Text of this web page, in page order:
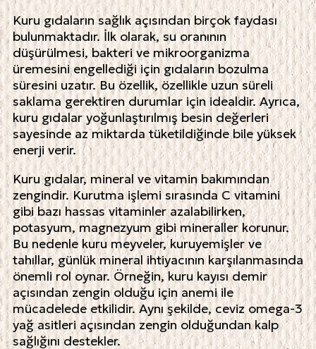
Kuru gıdaların sağlık açısından birçok faydası
bulunmaktadır. İlk olarak, su oranının
düşürülmesi, bakteri ve mikroorganizma
üremesini engellediği için gıdaların bozulma
süresini uzatır. Bu özellik, özellikle uzun süreli
saklama gerektiren durumlar için idealdir. Ayrıca,
kuru gıdalar yoğunlaştırılmış besin değerleri
sayesinde az miktarda tüketildiğinde bile yüksek
enerji verir.
Kuru gıdalar, mineral ve vitamin bakımından
zengindir. Kurutma işlemi sırasında C vitamini
gibi bazı hassas vitaminler azalabilirken,
potasyum, magnezyum gibi mineraller korunur.
Bu nedenle kuru meyveler, kuruyemişler ve
tahıllar, günlük mineral ihtiyacının karşılanmasında
önemli rol oynar. Örneğin, kuru kayısı demir
açısından zengin olduğu için anemi ile
mücadelede etkilidir. Aynı şekilde, ceviz omega-3
yağ asitleri açısından zengin olduğundan kalp
sağlığını destekler.